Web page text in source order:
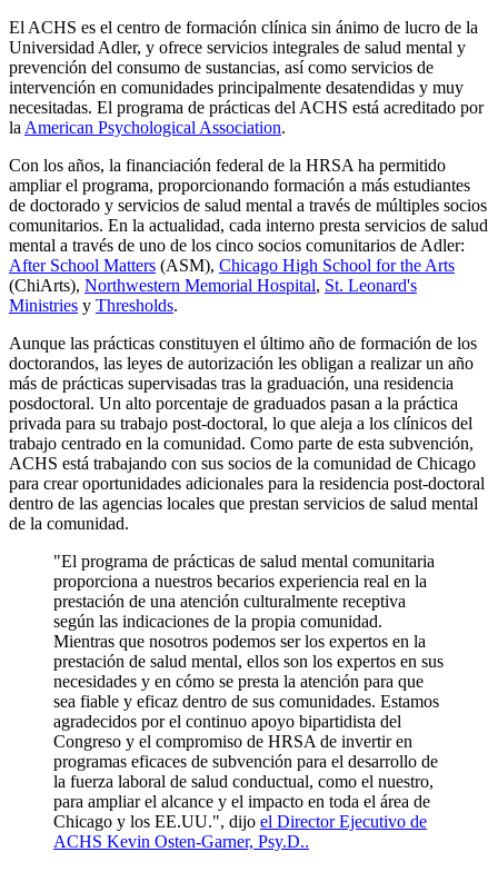
El ACHS es el centro de formación clínica sin ánimo de lucro de la
Universidad Adler, y ofrece servicios integrales de salud mental y
prevención del consumo de sustancias, así como servicios de
intervención en comunidades principalmente desatendidas y muy
necesitadas. El programa de prácticas del ACHS está acreditado por
la American Psychological Association.
Con los años, la financiación federal de la HRSA ha permitido
ampliar el programa, proporcionando formación a más estudiantes
de doctorado y servicios de salud mental a través de múltiples socios
comunitarios. En la actualidad, cada interno presta servicios de salud
mental a través de uno de los cinco socios comunitarios de Adler:
After School Matters (ASM), Chicago High School for the Arts
(ChiArts), Northwestern Memorial Hospital, St. Leonard's
Ministries y Thresholds.
Aunque las prácticas constituyen el último año de formación de los
doctorandos, las leyes de autorización les obligan a realizar un año
más de prácticas supervisadas tras la graduación, una residencia
posdoctoral. Un alto porcentaje de graduados pasan a la práctica
privada para su trabajo post-doctoral, lo que aleja a los clínicos del
trabajo centrado en la comunidad. Como parte de esta subvención,
ACHS está trabajando con sus socios de la comunidad de Chicago
para crear oportunidades adicionales para la residencia post-doctoral
dentro de las agencias locales que prestan servicios de salud mental
de la comunidad.
"El programa de prácticas de salud mental comunitaria
proporciona a nuestros becarios experiencia real en la
prestación de una atención culturalmente receptiva
según las indicaciones de la propia comunidad.
Mientras que nosotros podemos ser los expertos en la
prestación de salud mental, ellos son los expertos en sus
necesidades y en cómo se presta la atención para que
sea fiable y eficaz dentro de sus comunidades. Estamos
agradecidos por el continuo apoyo bipartidista del
Congreso y el compromiso de HRSA de invertir en
programas eficaces de subvención para el desarrollo de
la fuerza laboral de salud conductual, como el nuestro,
para ampliar el alcance y el impacto en toda el área de
Chicago y los EE.UU.", dijo el Director Ejecutivo de
ACHS Kevin Osten-Garner, Psy.D..